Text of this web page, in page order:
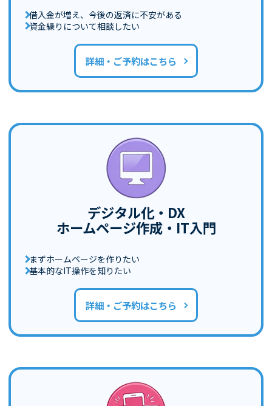
借入金が増え、今後の返済に不安がある
資金繰りについて相談したい
詳細・ご予約はこちら
デジタル化・DX
ホームページ作成・IT入門
まずホームページを作りたい
基本的なIT操作を知りたい
詳細・ご予約はこちら